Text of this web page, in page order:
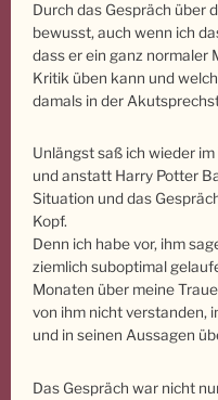
Durch das Gespräch über
bewusst, auch wenn ich
dass er ein ganz normaler
Kritik üben kann und
damals in der
Unlängst saß ich wieder
und anstatt Harry Potter
Situation und das
Kopf.
Denn ich habe vor, ihm
ziemlich suboptimal
Monaten über meine
von ihm nicht verstanden,
und in seinen Aussagen
Das Gespräch war nicht